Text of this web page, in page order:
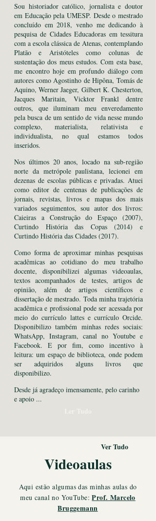
Sou historiador católico, jornalista e doutor
em Educação pela UMESP. Desde o mestrado
concluído em 2018, venho me dedicando à
pesquisa de Cidades Educadoras em tessitura
com a escola clássica de Atenas, contemplando
Platão e Aristóteles como colunas de
sustentação dos meus estudos. Com esta base,
me encontro hoje em profundo diálogo com
autores como Agostinho de Hipôna, Tomás de
Aquino, Werner Jaeger, Gilbert K. Chesterton,
Jacques Maritain, Vicktor Frankl dentre
outros, que iluminam meu enveredamento
pela busca de um sentido de vida nesse mundo
complexo, materialista, relativista e
individualista, no qual estamos todos
inseridos.
Nos últimos 20 anos, locado na sub-região
norte da metrópole paulistana, lecionei em
dezenas de escolas públicas e privadas. Atuei
como editor de centenas de publicações de
jornais, revistas, livros e mapas dos mais
variados seguimentos, sou autor dos livros:
Caieiras a Construção do Espaço (2007),
Curtindo História das Copas (2014) e
Curtindo História das Cidades (2017).
Como forma de aproximar minhas pesquisas
acadêmicas ao cotidiano do meu trabalho
docente, disponibilizei algumas videoaulas,
textos acompanhados de testes, artigos de
opinião, além de artigos científicos e
dissertação de mestrado. Toda minha trajetória
acadêmica e profissional pode ser acessada por
meio do currículo lattes e currículo Orcide.
Disponibilizo também minhas redes sociais:
WhatsApp, Instagram, canal no Youtube e
Facebook. E por fim, como incentivo à
leitura: um espaço de biblioteca, onde podem
ser adquiridos alguns livros que
disponibilizo.
Desde já agradeço imensamente, pelo carinho
e apoio ...
Ver Tudo
Videoaulas
Aqui estão algumas das minhas aulas do
meu canal no YouTube:Prof. Marcelo
Bruggemann